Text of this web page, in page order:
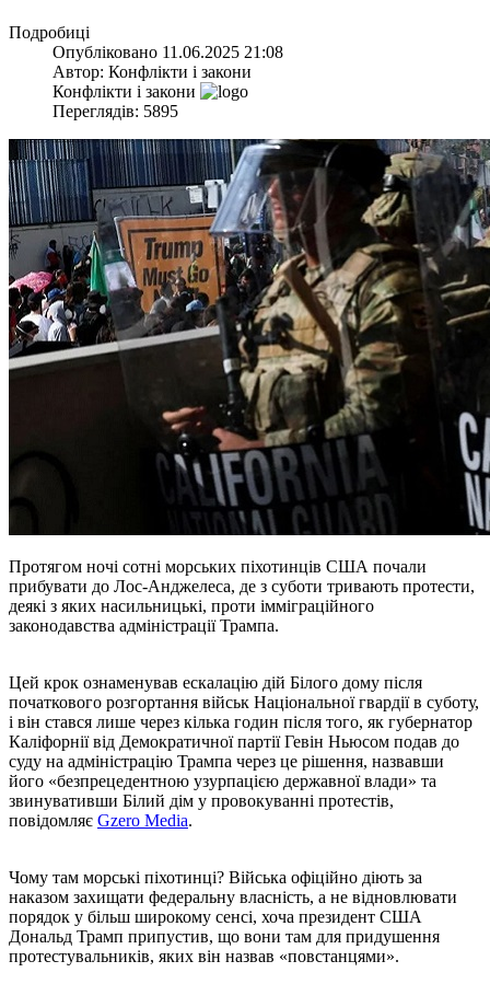
Подробиці
Опубліковано 11.06.2025 21:08
Автор: Конфлікти і закони
Конфлікти і закони
Переглядів: 5895
Протягом ночі сотні морських піхотинців США почали
прибувати до Лос-Анджелеса, де з суботи тривають протести,
деякі з яких насильницькі, проти імміграційного
законодавства адміністрації Трампа.
Цей крок ознаменував ескалацію дій Білого дому після
початкового розгортання військ Національної гвардії в суботу,
і він стався лише через кілька годин після того, як губернатор
Каліфорнії від Демократичної партії Гевін Ньюсом подав до
суду на адміністрацію Трампа через це рішення, назвавши
його «безпрецедентною узурпацією державної влади» та
звинувативши Білий дім у провокуванні протестів,
повідомляє Gzero Media.
Чому там морські піхотинці? Війська офіційно діють за
наказом захищати федеральну власність, а не відновлювати
порядок у більш широкому сенсі, хоча президент США
Дональд Трамп припустив, що вони там для придушення
протестувальників, яких він назвав «повстанцями».